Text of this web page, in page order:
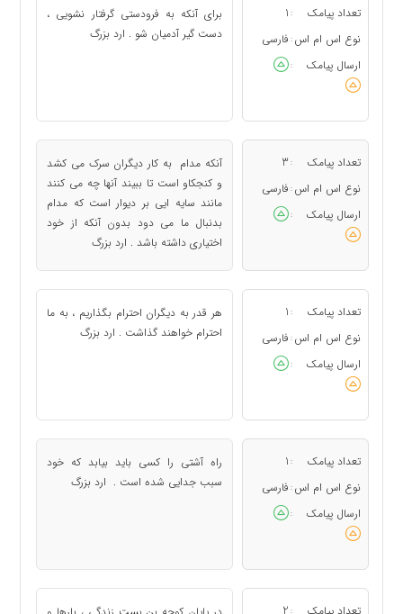
تعداد پیامک :
1
نوع اس ام اس : فارسی
ارسال پیامک
:
برای آنکه به فرودستی گرفتار نشویی ،
دست گیر آدمیان شو . ارد بزرگ
تعداد پیامک :
3
نوع اس ام اس : فارسی
ارسال پیامک
:
آنکه مدام به کار دیگران سرک می کشد
و کنجکاو است تا ببیند آنها چه می کنند
مانند سایه ایی بر دیوار است که مدام
بدنبال ما می دود بدون آنکه از خود
اختیاری داشته باشد . ارد بزرگ
تعداد پیامک :
1
نوع اس ام اس : فارسی
ارسال پیامک
:
هر قدر به دیگران احترام بگذاریم ، به ما
احترام خواهند گذاشت . ارد بزرگ
تعداد پیامک :
1
نوع اس ام اس : فارسی
ارسال پیامک
:
راه آشتی را کسی باید بیابد که خود
سبب جدایی شده است . ارد بزرگ
: